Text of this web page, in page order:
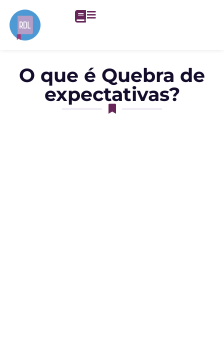
O que é Quebra de
expectativas?